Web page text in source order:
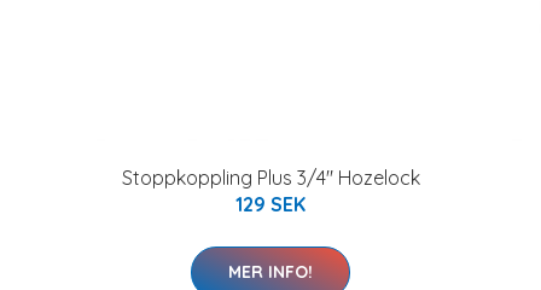
Stoppkoppling Plus 3/4" Hozelock
129 SEK
MER INFO!